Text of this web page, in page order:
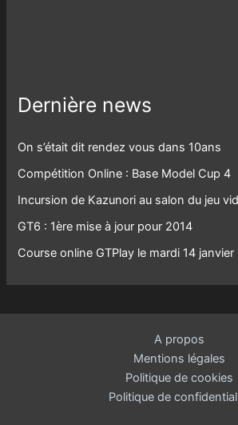
Dernière news
On s’était dit rendez vous dans 10ans
Compétition Online : Base Model Cup 4
Incursion de Kazunori au salon du jeu
GT6 : 1ère mise à jour pour 2014
Course online GTPlay le mardi 14 janvier
A propos
Mentions légales
Politique de cookies
Politique de